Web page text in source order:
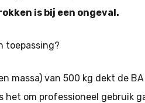
is bij een ongeval.
toepassing?
massa) van 500 kg dekt de
het om professioneel gebruik